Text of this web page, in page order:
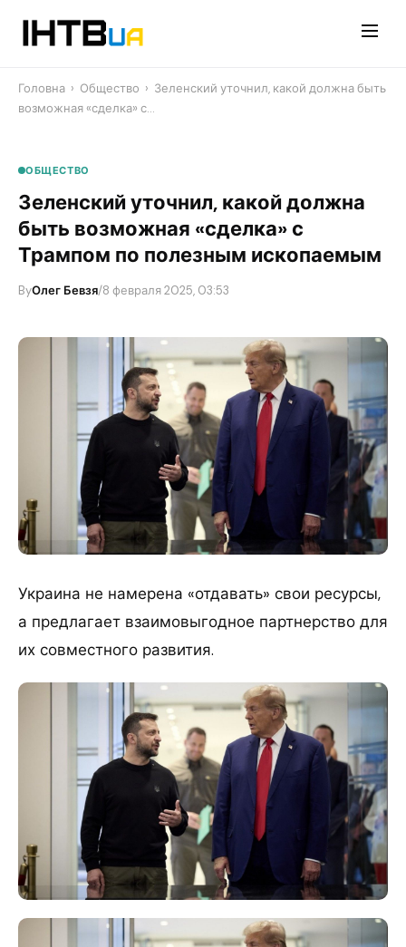
Головна › Общество › Зеленский уточнил, какой должна быть
возможная «сделка» с…
ОБЩЕСТВО
Зеленский уточнил, какой должна
быть возможная «сделка» с
Трампом по полезным ископаемым
ByОлег Бевзя/8 февраля 2025, 03:53
Украина не намерена «отдавать» свои ресурсы,
а предлагает взаимовыгодное партнерство для
их совместного развития.